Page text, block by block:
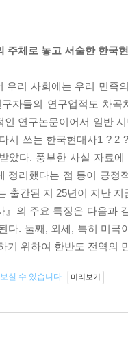
주체로 놓고 서술한 한국
우리 사회에는 우리 민족
자들의 연구업적도 차
인 연구논문이어서 일반
시 쓰는 한국현대사1 ? 2
았다. 풍부한 사실 자료
정리했다는 점 등이 긍정
출간된 지 25년이 지난
』의 주요 특징은 다음
다. 둘째, 외세, 특히 미
기 위하여 한반도 전역의
실 수 있습니다. 미리보기